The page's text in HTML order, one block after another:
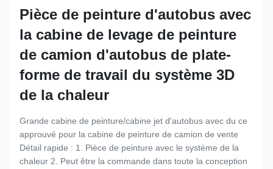
Pièce de peinture d'autobus avec
la cabine de levage de peinture
de camion d'autobus de plate-
forme de travail du système 3D
de la chaleur
Grande cabine de peinture/cabine jet d'autobus avec du ce
approuvé pour la cabine de peinture de camion de vente
Détail rapide : 1. Pièce de peinture avec le système de la
chaleur 2. Peut être la commande dans toute la conception